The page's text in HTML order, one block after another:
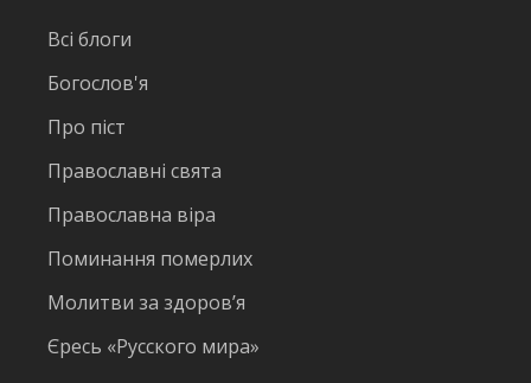
Всі блоги
Богослов'я
Про піст
Православні свята
Православна віра
Поминання померлих
Молитви за здоров’я
Єресь «Русского мира»